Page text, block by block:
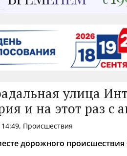
улица
и на этот раз с
Происшествия
дорожного происшествия